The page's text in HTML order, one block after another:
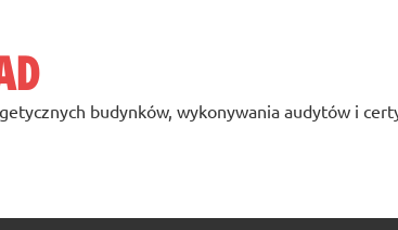
budynków, wykonywania audytów i